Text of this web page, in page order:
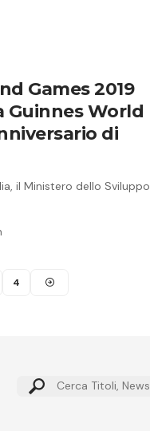
Games 2019
Guinnes World
di
il Ministero dello Sviluppo
4
Cerca: